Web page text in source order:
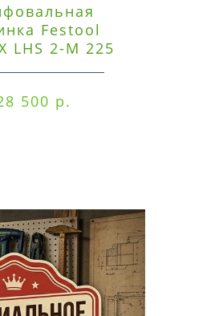
Festool
LHS 2-M 225
500 р.